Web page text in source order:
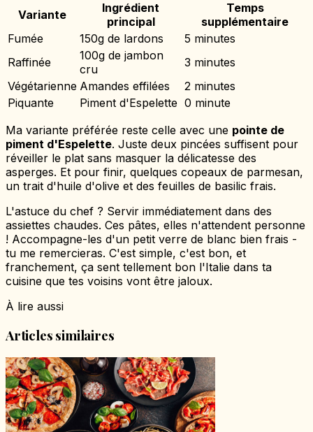
Variante
Ingrédient
principal
Temps
supplémentaire
Fumée
150g de lardons
5 minutes
Raffinée
100g de jambon
cru
3 minutes
Végétarienne Amandes effilées
2 minutes
Piquante
Piment d'Espelette 0 minute
Ma variante préférée reste celle avec une pointe de
piment d'Espelette. Juste deux pincées suffisent pour
réveiller le plat sans masquer la délicatesse des
asperges. Et pour finir, quelques copeaux de parmesan,
un trait d'huile d'olive et des feuilles de basilic frais.
L'astuce du chef ? Servir immédiatement dans des
assiettes chaudes. Ces pâtes, elles n'attendent personne
! Accompagne-les d'un petit verre de blanc bien frais -
tu me remercieras. C'est simple, c'est bon, et
franchement, ça sent tellement bon l'Italie dans ta
cuisine que tes voisins vont être jaloux.
À lire aussi
Articles similaires